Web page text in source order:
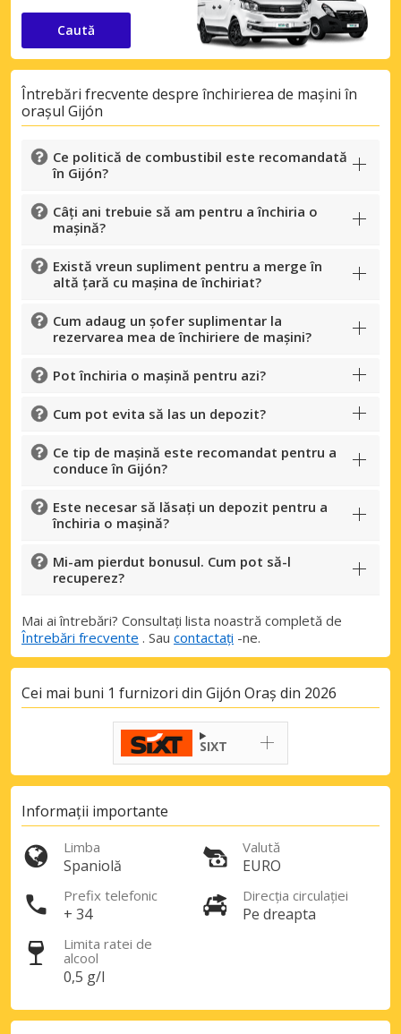
Economii de top
Accesați ofertele exclusive ale
furnizorilor noștri
Caută
Întrebări frecvente despre închirierea de mașini în
orașul Gijón
Ce politică de combustibil este recomandată
în Gijón?
Câți ani trebuie să am pentru a închiria o
mașină?
Există vreun supliment pentru a merge în
altă țară cu mașina de închiriat?
Cum adaug un șofer suplimentar la
rezervarea mea de închiriere de mașini?
Pot închiria o mașină pentru azi?
Cum pot evita să las un depozit?
Ce tip de mașină este recomandat pentru a
conduce în Gijón?
Este necesar să lăsați un depozit pentru a
închiria o mașină?
Mi-am pierdut bonusul. Cum pot să-l
recuperez?
Mai ai întrebări? Consultați lista noastră completă de
Întrebări frecvente . Sau contactați -ne.
Cei mai buni 1 furnizori din Gijón Oraș din 2026
SIXT
Informații importante
Limba
Spaniolă
Valută
EURO
Prefix telefonic
+ 34
Direcția circulației
Pe dreapta
Limita ratei de
alcool
0,5 g/l